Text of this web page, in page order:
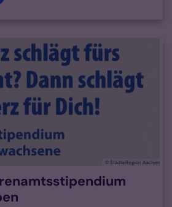
© StädteRegion Aachen